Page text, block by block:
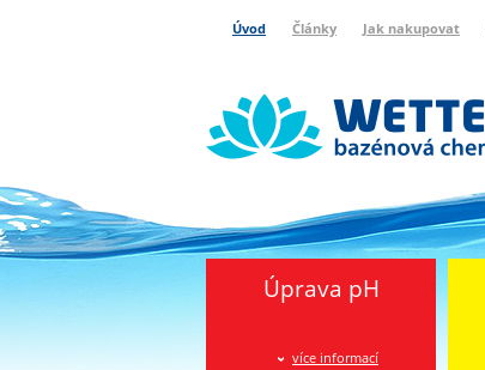
Úvod Články Jak nakupovat
Úprava pH
více informací